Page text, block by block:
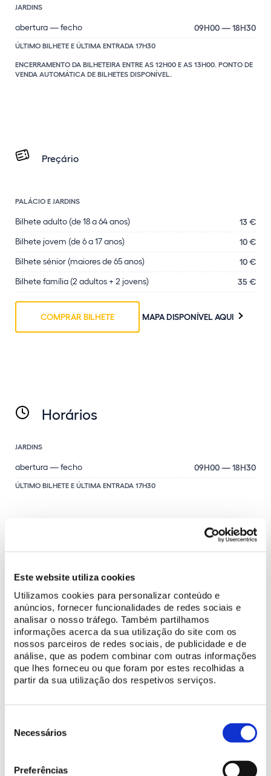
Este website utiliza cookies
Utilizamos cookies para personalizar conteúdo e
anúncios, fornecer funcionalidades de redes sociais e
analisar o nosso tráfego. Também partilhamos
informações acerca da sua utilização do site com os
nossos parceiros de redes sociais, de publicidade e de
análise, que as podem combinar com outras informações
que lhes forneceu ou que foram por estes recolhidas a
partir da sua utilização dos respetivos serviços.
Necessários
Preferências
JARDINS
abertura — fecho 09H00 — 18H30
ÚLTIMO BILHETE E ÚLTIMA ENTRADA 17H30
ENCERRAMENTO DA BILHETEIRA ENTRE AS 12H00 E AS 13H00. PONTO DE
VENDA AUTOMÁTICA DE BILHETES DISPONÍVEL.
Preçário
PALÁCIO E JARDINS
Bilhete adulto (de 18 a 64 anos) 13 €
Bilhete jovem (de 6 a 17 anos) 10 €
Bilhete sénior (maiores de 65 anos) 10 €
Bilhete família (2 adultos + 2 jovens) 35 €
COMPRAR BILHETE MAPA DISPONÍVEL AQUI
Horários
JARDINS
abertura — fecho 09H00 — 18H30
ÚLTIMO BILHETE E ÚLTIMA ENTRADA 17H30
JARDINS
Bilhete adulto (de 18 a 64 anos)
Bilhete jovem (de 6 a 17 anos) 4,5 €
Bilhete sénior (maiores de 65 anos) 4,5 €
COMPRAR BILHETE MAPA DISPONÍVEL AQUI